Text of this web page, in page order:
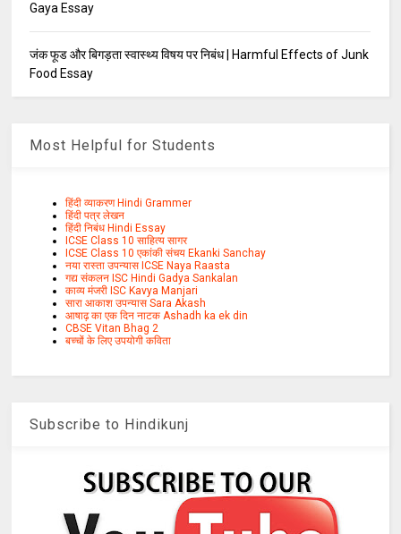
Gaya Essay
जंक फूड और बिगड़ता स्वास्थ्य विषय पर निबंध | Harmful Effects of Junk
Food Essay
Most Helpful for Students
हिंदी व्याकरण Hindi Grammer
हिंदी पत्र लेखन
हिंदी निबंध Hindi Essay
ICSE Class 10 साहित्य सागर
ICSE Class 10 एकांकी संचय Ekanki Sanchay
नया रास्ता उपन्यास ICSE Naya Raasta
गद्य संकलन ISC Hindi Gadya Sankalan
काव्य मंजरी ISC Kavya Manjari
सारा आकाश उपन्यास Sara Akash
आषाढ़ का एक दिन नाटक Ashadh ka ek din
CBSE Vitan Bhag 2
बच्चों के लिए उपयोगी कविता
Subscribe to Hindikunj